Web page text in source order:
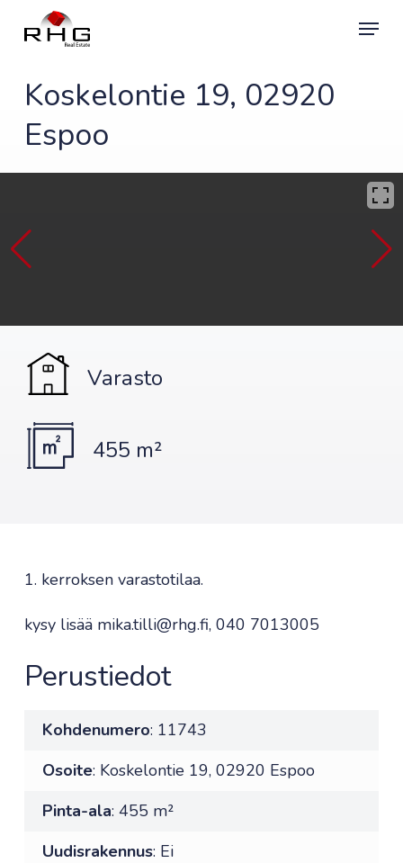
Menu
Koskelontie 19, 02920
Espoo
Varasto
455 m²
1. kerroksen varastotilaa.
kysy lisää mika.tilli@rhg.fi, 040 7013005
Perustiedot
Kohdenumero: 11743
Osoite: Koskelontie 19, 02920 Espoo
Pinta-ala: 455 m²
Uudisrakennus: Ei